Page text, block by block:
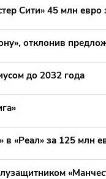
Сити» 45 млн
отклонив
до 2032 года
в «Реал» за 125 млн